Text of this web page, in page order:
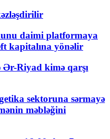
daimi platformaya
kapitalına yönəlir
Riyad kimə qarşı
sektoruna sərmayə
məbləğini